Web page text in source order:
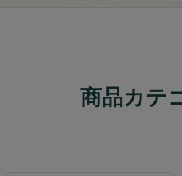
商品カテ